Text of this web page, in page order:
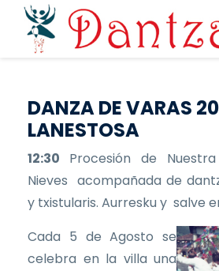
Pasar al contenido principal
DANZA DE VARAS
LANESTOSA
12:30 Procesión de
Nieves acompañada de
y txistularis. Aurresku y salve
Cada 5 de Agosto se
celebra en la villa una